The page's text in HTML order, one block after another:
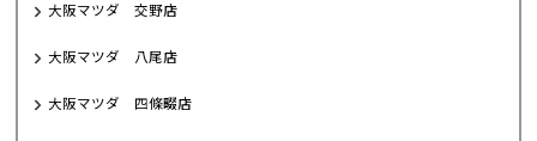
大阪マツダ 交野店
大阪マツダ 八尾店
大阪マツダ 四條畷店